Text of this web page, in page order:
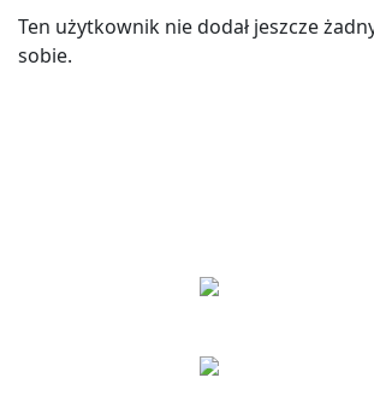
Ten użytkownik nie dodał jeszcze
sobie.